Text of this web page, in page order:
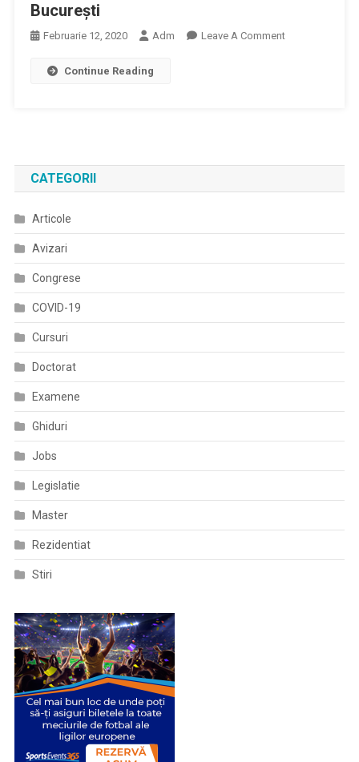
Bucureşti
Februarie 12, 2020 Adm Leave A CommentOn
Trimis
Bucureşti
Continue Reading
CATEGORII
Articole
Avizari
Congrese
COVID-19
Cursuri
Doctorat
Examene
Ghiduri
Jobs
Legislatie
Master
Rezidentiat
Stiri